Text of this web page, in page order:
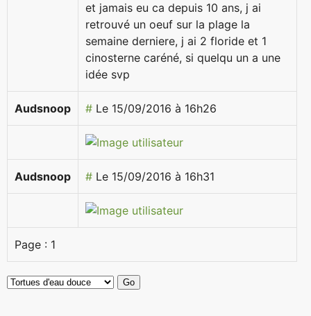
et jamais eu ca depuis 10 ans, j ai
retrouvé un oeuf sur la plage la
semaine derniere, j ai 2 floride et 1
cinosterne caréné, si quelqu un a une
idée svp
Audsnoop # Le 15/09/2016 à 16h26
Audsnoop # Le 15/09/2016 à 16h31
Page : 1